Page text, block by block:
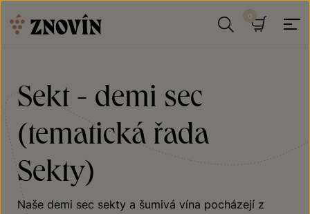
Sekt - demi sec
(tematická řada
Sekty)
Naše demi sec sekty a šumivá vína pocházejí z